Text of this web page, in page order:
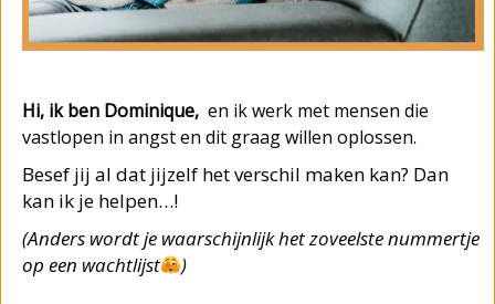
Hi, ik ben Dominique, en ik werk met mensen die
vastlopen in angst en dit graag willen oplossen.
Besef jij al dat jijzelf het verschil maken kan? Dan
kan ik je helpen…!
(Anders wordt je waarschijnlijk het zoveelste nummertje
op een wachtlijst
)